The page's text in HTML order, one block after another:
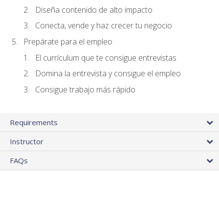
Diseña contenido de alto impacto
Conecta, vende y haz crecer tu negocio
Prepárate para el empleo
El currículum que te consigue entrevistas
Domina la entrevista y consigue el empleo
Consigue trabajo más rápido
Requirements
Instructor
FAQs